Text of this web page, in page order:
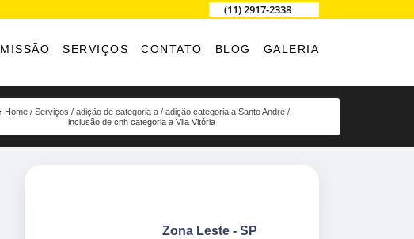
(11) 2917-2338
MISSÃO SERVIÇOS CONTATO BLOG GALERIA
Home Serviços adição de categoria a
adição categoria a Santo André
inclusão de cnh categoria a Vila Vitória
Zona Leste - SP